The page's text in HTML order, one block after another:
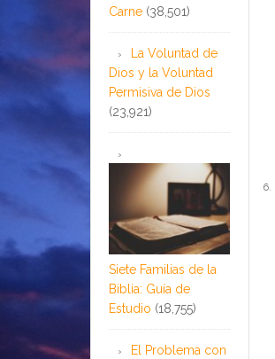
6.
Carne (38,501)
La Voluntad de
Dios y la Voluntad
Permisiva de Dios
(23,921)
Siete Familias de la
Biblia: Guía de
Estudio (18,755)
El Problema con